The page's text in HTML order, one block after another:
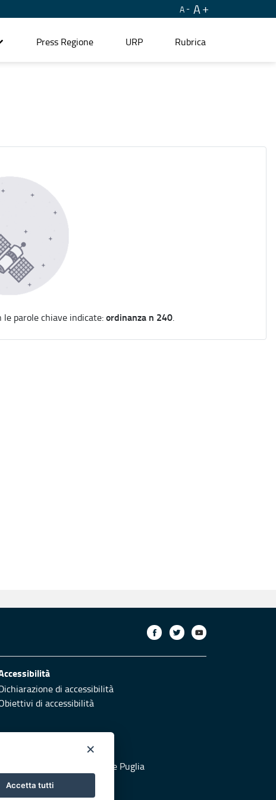
A A
Press Regione URP Rubrica
parole chiave indicate:ordinanza n 240.
di accessibilità
di accessibilità
Vai al sito di Protezione Civile Puglia
×
Accetta tutti